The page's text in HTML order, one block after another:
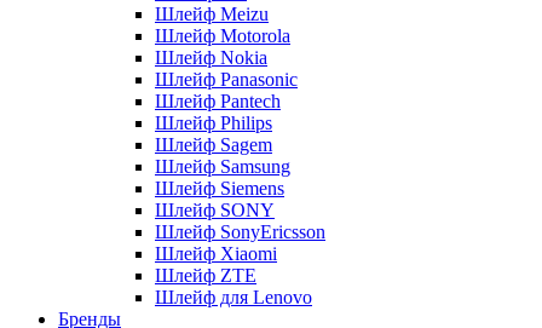
Шлейф Meizu
Шлейф Motorola
Шлейф Nokia
Шлейф Panasonic
Шлейф Pantech
Шлейф Philips
Шлейф Sagem
Шлейф Samsung
Шлейф Siemens
Шлейф SONY
Шлейф SonyEricsson
Шлейф Xiaomi
Шлейф ZTE
Шлейф для Lenovo
Бренды